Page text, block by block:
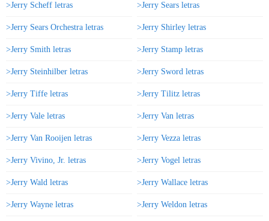
>Jerry Scheff letras >Jerry Sears letras
>Jerry Sears Orchestra letras >Jerry Shirley letras
>Jerry Smith letras >Jerry Stamp letras
>Jerry Steinhilber letras >Jerry Sword letras
>Jerry Tiffe letras >Jerry Tilitz letras
>Jerry Vale letras >Jerry Van letras
>Jerry Van Rooijen letras >Jerry Vezza letras
>Jerry Vivino, Jr. letras >Jerry Vogel letras
>Jerry Wald letras >Jerry Wallace letras
>Jerry Wayne letras >Jerry Weldon letras